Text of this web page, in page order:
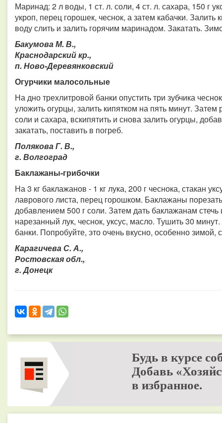
Маринад: 2 л воды, 1 ст. л. соли, 4 ст. л. сахара, 150 г
укроп, перец горошек, чеснок, а затем кабачки.
воду слить и залить горячим маринадом. Закатать.
Бакумова М. В.,
Краснодарский кр.,
п. Ново-Деревянковский
Огурчики малосольные
На дно трехлитровой банки опустить три зубчика
уложить огурцы, залить кипятком на пять минут. Затем
соли и сахара, вскипятить и снова залить огурцы,
закатать, поставить в погреб.
Полякова Г. В.,
г. Волгоград
Баклажаны-грибочки
На 3 кг баклажанов - 1 кг лука, 200 г чеснока, стакан
лаврового листа, перец горошком. Баклажаны
добавлением 500 г соли. Затем дать баклажанам
нарезанный лук, чеснок, уксус, масло. Тушить 30
банки. Попробуйте, это очень вкусно, особенно зимой,
Карагичева С. А.,
Ростовская обл.,
г. Донецк
Будь в курсе
Добавь
в избранное.